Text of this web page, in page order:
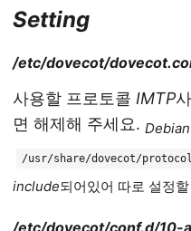
Setting
/etc/dovecot/
사용할 프로토콜 IMTP
면 해제해 주세요. Debian
/usr/share/dovecot/
include되어있어 따로 설정
/etc/dovecot/conf.d/10-